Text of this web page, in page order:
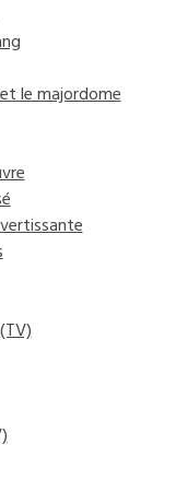
le majordome